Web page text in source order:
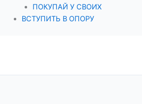
ПОКУПАЙ У СВОИХ
ВСТУПИТЬ В ОПОРУ